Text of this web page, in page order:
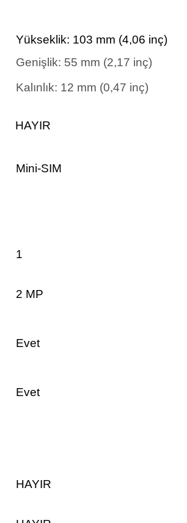
Yükseklik: 103 mm (4,06 inç)
Genişlik: 55 mm (2,17 inç)
Kalınlık: 12 mm (0,47 inç)
HAYIR
Mini-SIM
1
2 MP
Evet
Evet
HAYIR